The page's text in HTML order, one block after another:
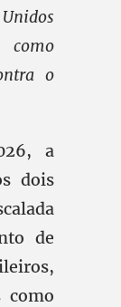
como
o
a
dois
de
como